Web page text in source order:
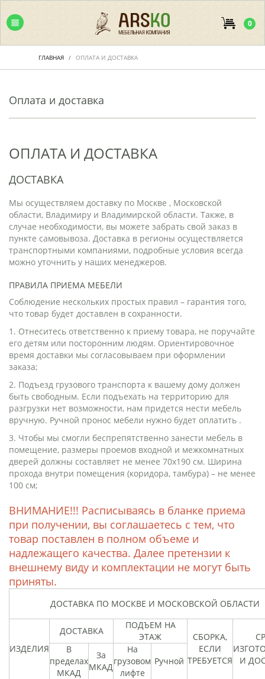
0
ГЛАВНАЯ ОПЛАТА И ДОСТАВКА
Оплата и доставка
ОПЛАТА И ДОСТАВКА
ДОСТАВКА
Мы осуществляем доставку по Москве , Московской
области, Владимиру и Владимирской области. Также, в
случае необходимости, вы можете забрать свой заказ в
пункте самовывоза. Доставка в регионы осуществляется
транспортными компаниями, подробные условия всегда
можно уточнить у наших менеджеров.
ПРАВИЛА ПРИЕМА МЕБЕЛИ
Соблюдение нескольких простых правил – гарантия того,
что товар будет доставлен в сохранности.
1. Отнеситесь ответственно к приему товара, не поручайте
его детям или посторонним людям. Ориентировочное
время доставки мы согласовываем при оформлении
заказа;
2. Подъезд грузового транспорта к вашему дому должен
быть свободным. Если подъехать на территорию для
разгрузки нет возможности, нам придется нести мебель
вручную. Ручной пронос мебели нужно будет оплатить .
3. Чтобы мы смогли беспрепятственно занести мебель в
помещение, размеры проемов входной и межкомнатных
дверей должны составляет не менее 70х190 см. Ширина
прохода внутри помещения (коридора, тамбура) – не менее
100 см;
ВНИМАНИЕ!!! Расписываясь в бланке приема
при получении, вы соглашаетесь с тем, что
товар поставлен в полном объеме и
надлежащего качества. Далее претензии к
внешнему виду и комплектации не могут быть
приняты.
ДОСТАВКА ПО МОСКВЕ И МОСКОВСКОЙ ОБЛАСТИ
ИЗДЕЛИЯ
ДОСТАВКА
ПОДЪЕМ НА
ЭТАЖ
СБОРКА,
ЕСЛИ
ТРЕБУЕТСЯ
И
В
пределах
МКАД
За
МКАД
На
грузовом
лифте
Ручной